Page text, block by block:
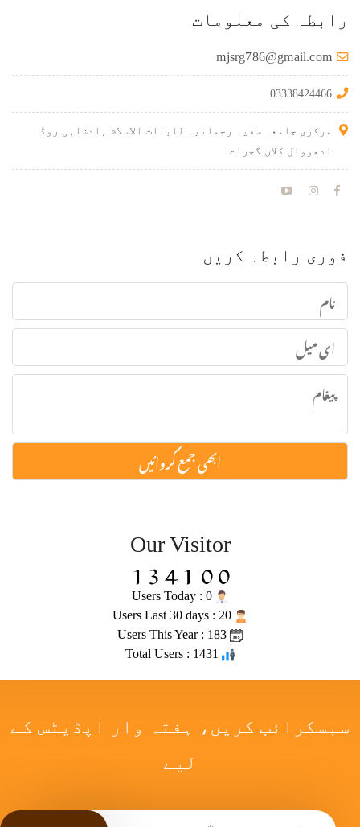
رابطہ کی معلومات
mjsrg786@gmail.com
03338424466
مرکزی جامعہ سفیہ رحمانیہ للبنات الاسلام بادشاہی روڈ
ادھووال کلان گجرات
فوری رابطہ کریں
Our Visitor
سبسکرائب کریں، ہفتہ وار اپڈیٹس کے
لیے